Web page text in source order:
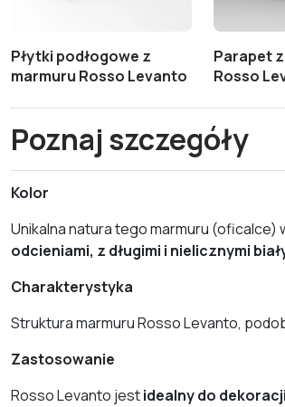
Płytki podłogowe z
marmuru Rosso Levanto
Parapet
Rosso
Poznaj szczegóły
Kolor
Unikalna natura tego marmuru (oficalce)
odcieniami, z długimi i nielicznymi
Charakterystyka
Struktura marmuru Rosso Levanto,
Zastosowanie
Rosso Levanto jestidealny do